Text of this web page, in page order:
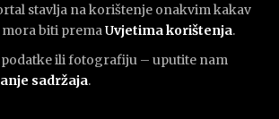
stavlja na korištenje onakvim kakav
biti prema Uvjetima korištenja.
podatke ili fotografiju – uputite nam
sadržaja.